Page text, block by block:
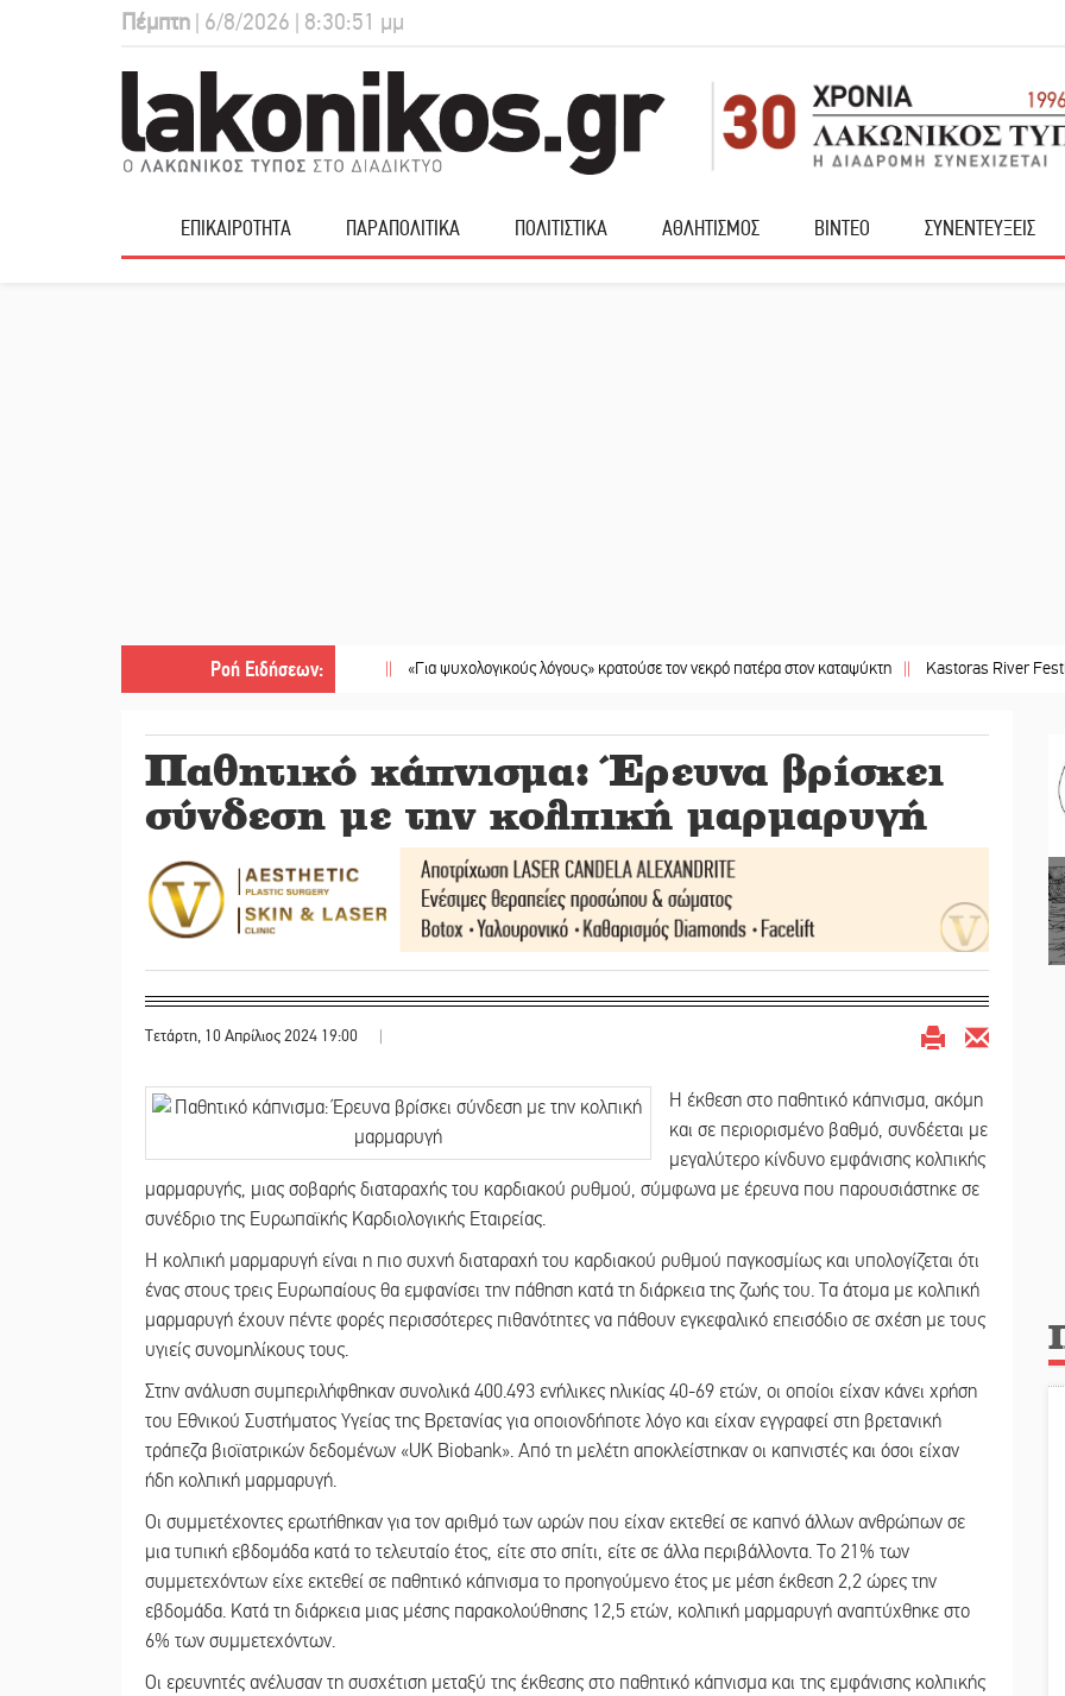
Πέμπτη | 6/8/2026 | 8:30:52 μμ
ΕΠΙΚΑΙΡΟΤΗΤΑ ΠΑΡΑΠΟΛΙΤΙΚΑ ΠΟΛΙΤΙΣΤΙΚΑ ΑΘΛΗΤΙΣΜΟΣ ΒΙΝΤΕΟ ΣΥΝΕΝΤΕΥΞΕΙΣ
Ροή Ειδήσεων:
|| «Για ψυχολογικούς λόγους» κρατούσε τον νεκρό πατέρα στον καταψύκτη || Kastoras River Festival 2026: Ένα
Παθητικό κάπνισμα: Έρευνα βρίσκει
σύνδεση με την κολπική μαρμαρυγή
Τετάρτη, 10 Απρίλιος 2024 19:00 |
Η έκθεση στο παθητικό κάπνισμα, ακόμη
και σε περιορισμένο βαθμό, συνδέεται με
μεγαλύτερο κίνδυνο εμφάνισης κολπικής
μαρμαρυγής, μιας σοβαρής διαταραχής του καρδιακού ρυθμού, σύμφωνα με έρευνα που παρουσιάστηκε σε
συνέδριο της Ευρωπαϊκής Καρδιολογικής Εταιρείας.
Η κολπική μαρμαρυγή είναι η πιο συχνή διαταραχή του καρδιακού ρυθμού παγκοσμίως και υπολογίζεται ότι
ένας στους τρεις Ευρωπαίους θα εμφανίσει την πάθηση κατά τη διάρκεια της ζωής του. Τα άτομα με κολπική
μαρμαρυγή έχουν πέντε φορές περισσότερες πιθανότητες να πάθουν εγκεφαλικό επεισόδιο σε σχέση με τους
υγιείς συνομηλίκους τους.
Στην ανάλυση συμπεριλήφθηκαν συνολικά 400.493 ενήλικες ηλικίας 40-69 ετών, οι οποίοι είχαν κάνει χρήση
του Εθνικού Συστήματος Υγείας της Βρετανίας για οποιονδήποτε λόγο και είχαν εγγραφεί στη βρετανική
τράπεζα βιοϊατρικών δεδομένων «UK Biobank». Από τη μελέτη αποκλείστηκαν οι καπνιστές και όσοι είχαν
ήδη κολπική μαρμαρυγή.
Οι συμμετέχοντες ερωτήθηκαν για τον αριθμό των ωρών που είχαν εκτεθεί σε καπνό άλλων ανθρώπων σε
μια τυπική εβδομάδα κατά το τελευταίο έτος, είτε στο σπίτι, είτε σε άλλα περιβάλλοντα. Το 21% των
συμμετεχόντων είχε εκτεθεί σε παθητικό κάπνισμα το προηγούμενο έτος με μέση έκθεση 2,2 ώρες την
εβδομάδα. Κατά τη διάρκεια μιας μέσης παρακολούθησης 12,5 ετών, κολπική μαρμαρυγή αναπτύχθηκε στο
6% των συμμετεχόντων.
Οι ερευνητές ανέλυσαν τη συσχέτιση μεταξύ της έκθεσης στο παθητικό κάπνισμα και της εμφάνισης κολπικής